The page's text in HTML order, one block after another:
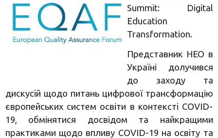
Summit: Digital
Education
Transformation.
Представник НЕО в
Україні долучився
до заходу та
дискусій щодо питань цифрової трансформацію
європейських систем освіти в контексті COVID-
19, обмінятися досвідом та найкращими
практиками щодо впливу COVID-19 на освіту та